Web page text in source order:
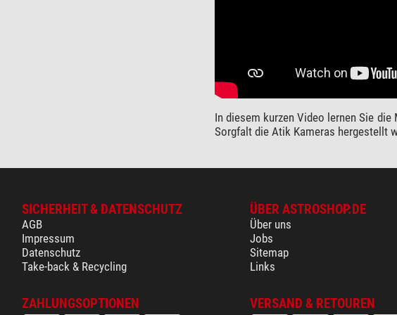
In diesem kurzen Video lernen Sie
Sorgfalt die Atik Kameras hergestellt
SICHERHEIT & DATENSCHUTZ
AGB
Impressum
Datenschutz
Take-back & Recycling
ÜBER ASTROSHOP.DE
Über uns
Jobs
Sitemap
Links
ZAHLUNGSOPTIONEN VERSAND & RETOUREN